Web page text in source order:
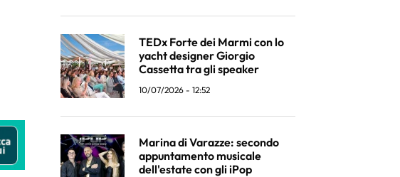
TEDx Forte dei Marmi con lo
yacht designer Giorgio
Cassetta tra gli speaker
10/07/2026 - 12:52
Marina di Varazze: secondo
appuntamento musicale
dell'estate con gli iPop